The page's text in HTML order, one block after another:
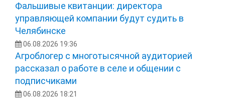
Фальшивые квитанции: директора
управляющей компании будут судить в
Челябинске
06.08.2026 19:36
Агроблогер с многотысячной аудиторией
рассказал о работе в селе и общении с
подписчиками
06.08.2026 18:21